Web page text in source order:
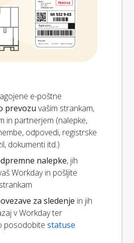
e-poštne
prevozu vašim strankam,
in partnerjem (nalepke,
odpovedi, registrske
dokumenti itd.)
nalepke, jih
Workday in pošljite
za sledenje in jih
v Workday ter
posodobite statuse